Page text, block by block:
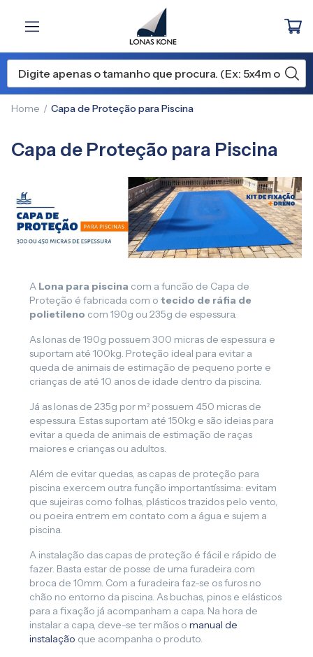
Home Capa de Proteção para Piscina
Capa de Proteção para Piscina
A Lona para piscina com a funcão de Capa de
Proteção é fabricada com o tecido de ráfia de
polietileno com 190g ou 235g de espessura.
As lonas de 190g possuem 300 micras de espessura e
suportam até 100kg. Proteção ideal para evitar a
queda de animais de estimação de pequeno porte e
crianças de até 10 anos de idade dentro da piscina.
Já as lonas de 235g por m² possuem 450 micras de
espessura. Estas suportam até 150kg e são ideias para
evitar a queda de animais de estimação de raças
maiores e crianças ou adultos.
Além de evitar quedas, as capas de proteção para
piscina exercem outra função importantíssima: evitam
que sujeiras como folhas, plásticos trazidos pelo vento,
ou poeira entrem em contato com a água e sujem a
piscina.
A instalação das capas de proteção é fácil e rápido de
fazer. Basta estar de posse de uma furadeira com
broca de 10mm. Com a furadeira faz-se os furos no
chão no entorno da piscina. As buchas, pinos e elásticos
para a fixação já acompanham a capa. Na hora de
instalar a capa, deve-se ter mãos o manual de
instalação que acompanha o produto.